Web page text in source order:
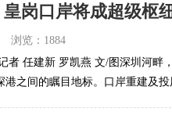
岗口岸将成超级枢纽
浏览：1884
者 任建新 罗凯燕 文/图深圳河畔
港之间的瞩目地标。口岸重建及投